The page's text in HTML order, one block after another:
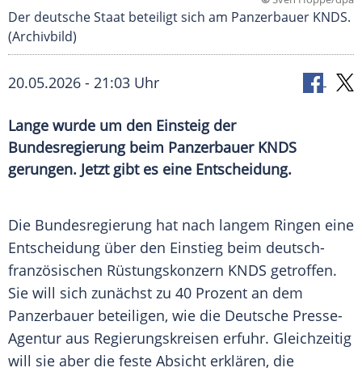
Der deutsche Staat beteiligt sich am Panzerbauer KNDS.
(Archivbild)
20.05.2026 - 21:03 Uhr
Lange wurde um den Einsteig der
Bundesregierung beim Panzerbauer KNDS
gerungen. Jetzt gibt es eine Entscheidung.
Die Bundesregierung hat nach langem Ringen eine
Entscheidung über den Einstieg beim deutsch-
französischen Rüstungskonzern KNDS getroffen.
Sie will sich zunächst zu 40 Prozent an dem
Panzerbauer beteiligen, wie die Deutsche Presse-
Agentur aus Regierungskreisen erfuhr. Gleichzeitig
will sie aber die feste Absicht erklären, die